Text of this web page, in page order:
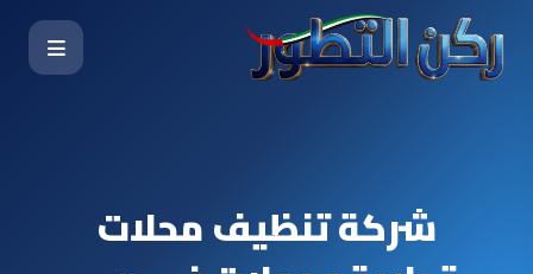
شركة تنظيف محلات